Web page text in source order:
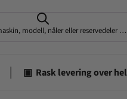
modell, nåler eller reservedeler …